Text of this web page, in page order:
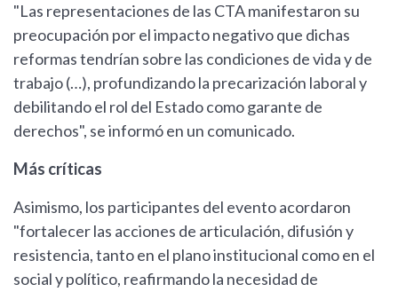
"Las representaciones de las CTA manifestaron su
preocupación por el impacto negativo que dichas
reformas tendrían sobre las condiciones de vida y de
trabajo (…), profundizando la precarización laboral y
debilitando el rol del Estado como garante de
derechos", se informó en un comunicado.
Más críticas
Asimismo, los participantes del evento acordaron
"fortalecer las acciones de articulación, difusión y
resistencia, tanto en el plano institucional como en el
social y político, reafirmando la necesidad de